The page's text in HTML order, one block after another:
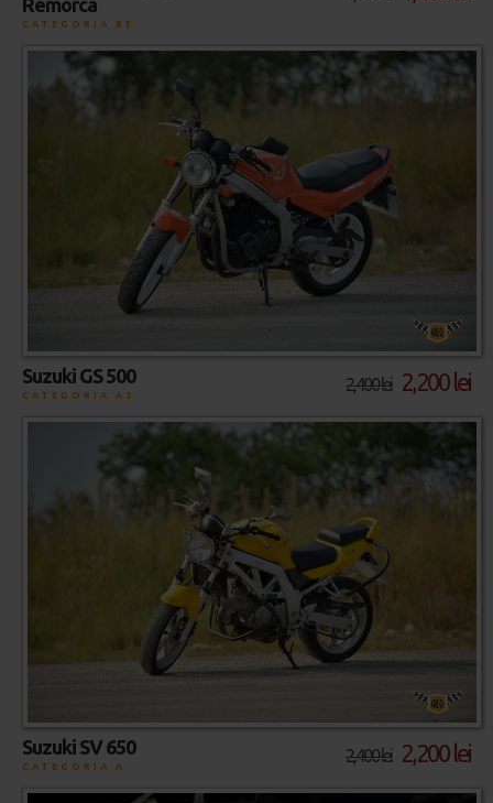
Remorca
CATEGORIA BE
2,400 lei 2,200 lei
Suzuki GS 500
CATEGORIA A2
2,400 lei 2,200 lei
Suzuki SV 650
CATEGORIA A